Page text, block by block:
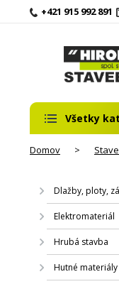
+421 915 992 891
Všetky
Domov >
Dlažby, ploty,
Elektromateriál
Hrubá stavba
Hutné materiály